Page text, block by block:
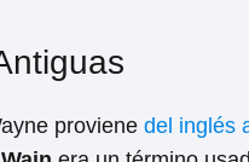
proviene del inglés